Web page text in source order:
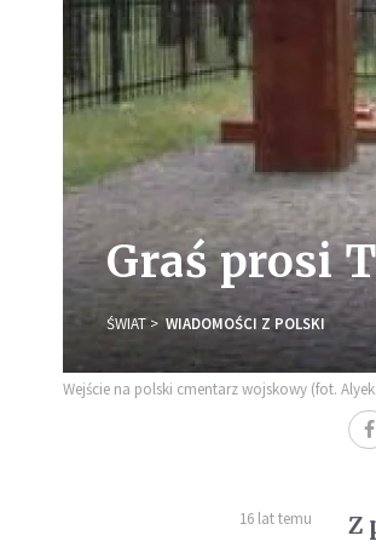
Graś prosi
ŚWIAT WIADOMOŚCI Z POLSKI
Wejście na polski cmentarz wojskowy (fot.
16 lat temu
Z